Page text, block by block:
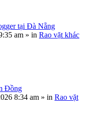
tại Đà Nẵng
am » in Rao vặt khác
Đồng
8:34 am » in Rao vặt